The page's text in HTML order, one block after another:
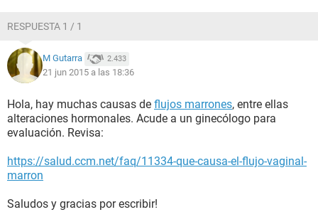
RESPUESTA 1 / 1
M Gutarra 2.433
21 jun 2015 a las 18:36
Hola, hay muchas causas de flujos marrones, entre ellas
alteraciones hormonales. Acude a un ginecólogo para
evaluación. Revisa:
https://salud.ccm.net/faq/11334-que-causa-el-flujo-vaginal-
marron
Saludos y gracias por escribir!